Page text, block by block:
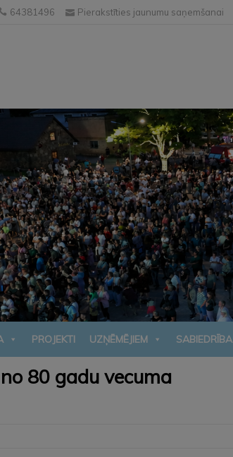
64381496 Pierakstīties jaunumu saņemšanai
PROJEKTI UZŅĒMĒJIEM SABIEDRĪBA
80 gadu vecuma